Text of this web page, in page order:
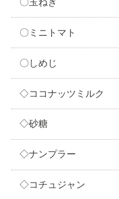
〇玉ねぎ
〇ミニトマト
〇しめじ
◇ココナッツミルク
◇砂糖
◇ナンプラー
◇コチュジャン